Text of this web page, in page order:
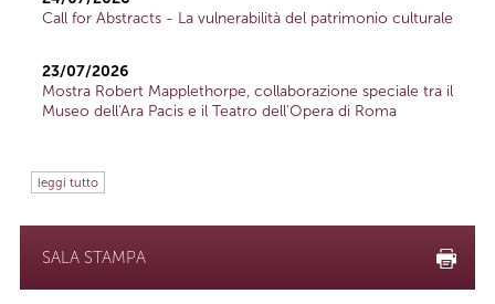
Call for Abstracts - La vulnerabilità del patrimonio culturale
23/07/2026
Mostra Robert Mapplethorpe, collaborazione speciale tra il
Museo dell'Ara Pacis e il Teatro dell'Opera di Roma
leggi tutto
SALA STAMPA